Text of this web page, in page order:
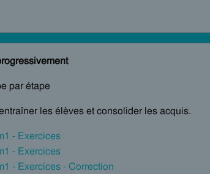
par étape
les élèves et consolider les acquis.
- Exercices
- Exercices
- Exercices - Correction